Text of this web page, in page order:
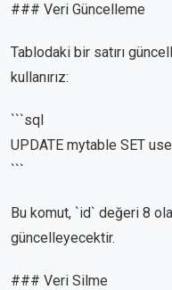
### Veri Güncelleme
Tablodaki bir satırı
kullanırız:
```sql
UPDATE mytable SET
```
Bu komut, `id` değeri 8
güncelleyecektir.
### Veri Silme